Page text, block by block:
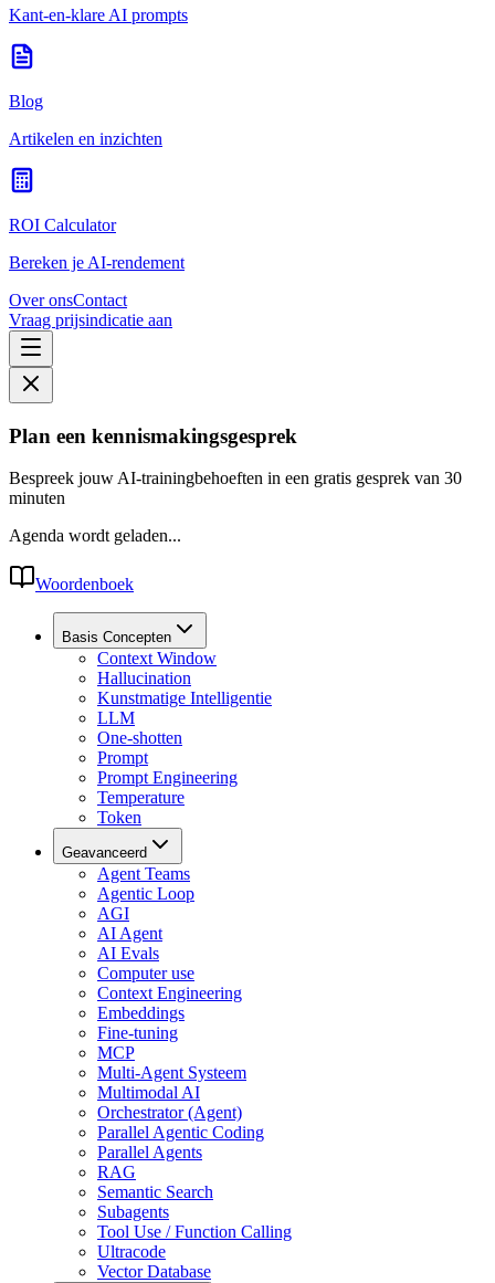
Kant-en-klare AI prompts
Blog
Artikelen en inzichten
ROI Calculator
Bereken je AI-rendement
Over onsContact
Vraag prijsindicatie aan
Plan een kennismakingsgesprek
Bespreek jouw AI-trainingbehoeften in een gratis gesprek van 30
minuten
Agenda wordt geladen...
Woordenboek
Basis Concepten
Context Window
Hallucination
Kunstmatige Intelligentie
LLM
One-shotten
Prompt
Prompt Engineering
Temperature
Token
Geavanceerd
Agent Teams
Agentic Loop
AGI
AI Agent
AI Evals
Computer use
Context Engineering
Embeddings
Fine-tuning
MCP
Multi-Agent Systeem
Multimodal AI
Orchestrator (Agent)
Parallel Agentic Coding
Parallel Agents
RAG
Semantic Search
Subagents
Tool Use / Function Calling
Ultracode
Vector Database